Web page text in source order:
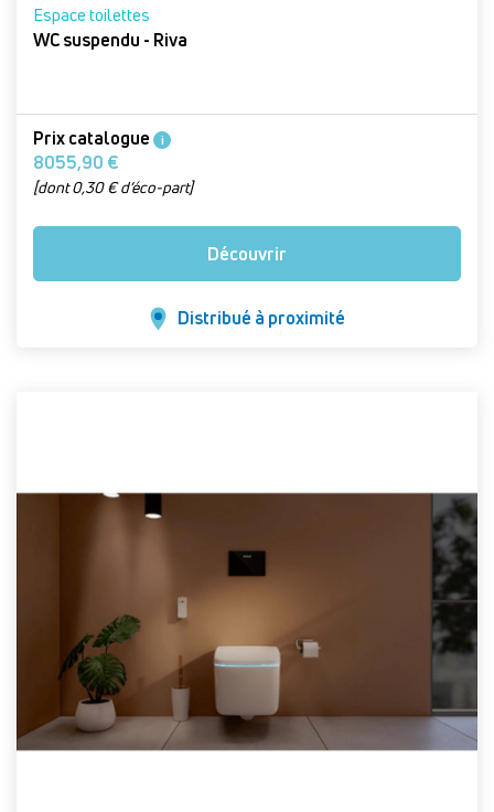
Espace toilettes
WC suspendu - Riva
Prix catalogue i
8055,90 €
[dont 0,30 € d’éco-part]
Découvrir
Distribué à proximité